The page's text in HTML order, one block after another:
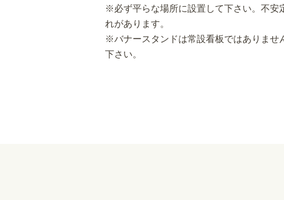
※必ず平らな場所に設置して下さい。不安
れがあります。
※バナースタンドは常設看板ではありませ
下さい。